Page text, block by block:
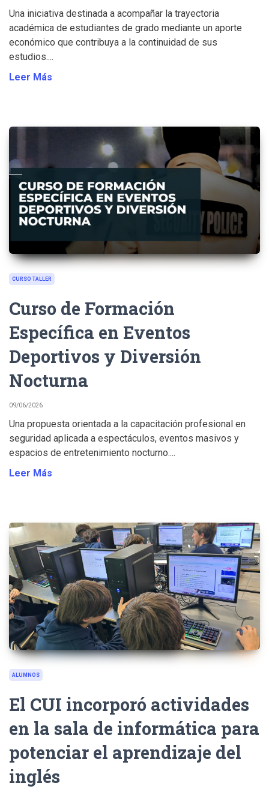
Una iniciativa destinada a acompañar la trayectoria
académica de estudiantes de grado mediante un aporte
económico que contribuya a la continuidad de sus
estudios....
Leer Más
CURSO TALLER
Curso de Formación
Específica en Eventos
Deportivos y Diversión
Nocturna
09/06/2026
Una propuesta orientada a la capacitación profesional en
seguridad aplicada a espectáculos, eventos masivos y
espacios de entretenimiento nocturno....
Leer Más
ALUMNOS
El CUI incorporó actividades
en la sala de informática para
potenciar el aprendizaje del
inglés